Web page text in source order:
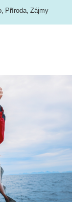
, Příroda, Zájmy